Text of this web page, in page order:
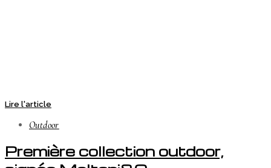
Lire l'article
Outdoor
Première collection outdoor,